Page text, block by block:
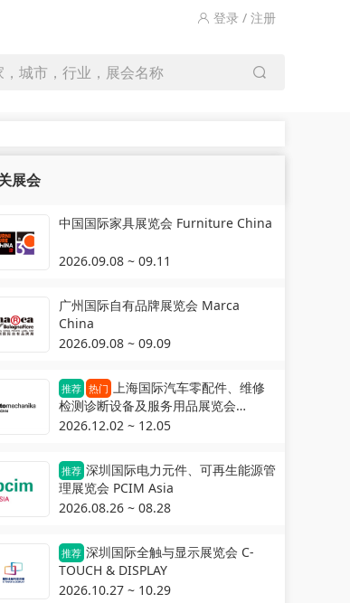
登录 / 注册
城市，行业，展会名称
展会
中国国际家具展览会 Furniture China
2026.09.08 ~ 09.11
广州国际自有品牌展览会 Marca
China
2026.09.08 ~ 09.09
推荐 热门 上海国际汽车零配件、维修
检测诊断设备及服务用品展览会
Automechanika Shanghai
2026.12.02 ~ 12.05
推荐 深圳国际电力元件、可再生能源管
理展览会 PCIM Asia
2026.08.26 ~ 08.28
推荐 深圳国际全触与显示展览会 C-
TOUCH & DISPLAY
2026.10.27 ~ 10.29